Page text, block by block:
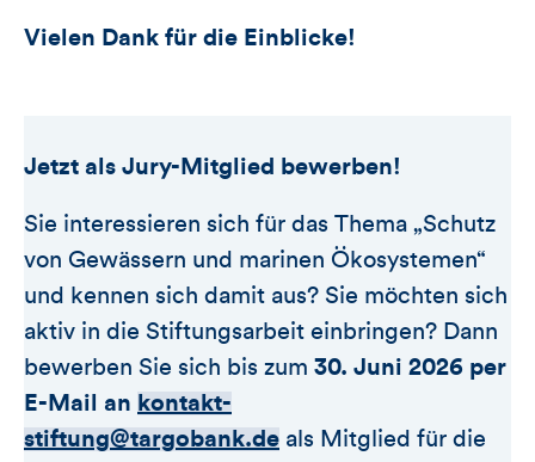
Vielen Dank für die Einblicke!
Jetzt als Jury-Mitglied bewerben!
Sie interessieren sich für das Thema „Schutz
von Gewässern und marinen Ökosystemen“
und kennen sich damit aus? Sie möchten sich
aktiv in die Stiftungsarbeit einbringen? Dann
bewerben Sie sich bis zum 30. Juni 2026 per
E-Mail an kontakt-
stiftung@targobank.de als Mitglied für die